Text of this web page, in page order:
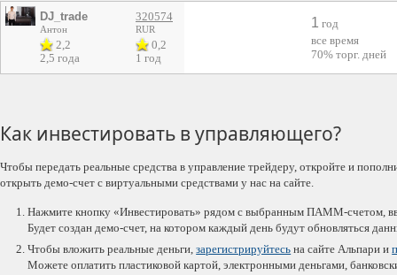
DJ_trade
Антон
2,2
2,5 года
320574
RUR
0,2
1 год
1 год
все время
70% торг. дней
Как инвестировать в управляющего?
Чтобы передать реальные средства в управление трейдеру, откройте и
открыть демо-счет с виртуальными средствами у нас на сайте.
Нажмите кнопку «Инвестировать» рядом с выбранным ПАММ-счетом,
Будет создан демо-счет, на котором каждый день будут обновляться
Чтобы вложить реальные деньги,зарегистрируйтесь на сайте Альпари и
Можете оплатить пластиковой картой, электронными деньгами,